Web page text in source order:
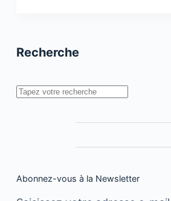
Recherche
Rechercher
Abonnez-vous à la Newsletter